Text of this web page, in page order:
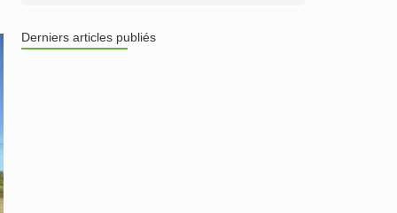
Derniers articles publiés